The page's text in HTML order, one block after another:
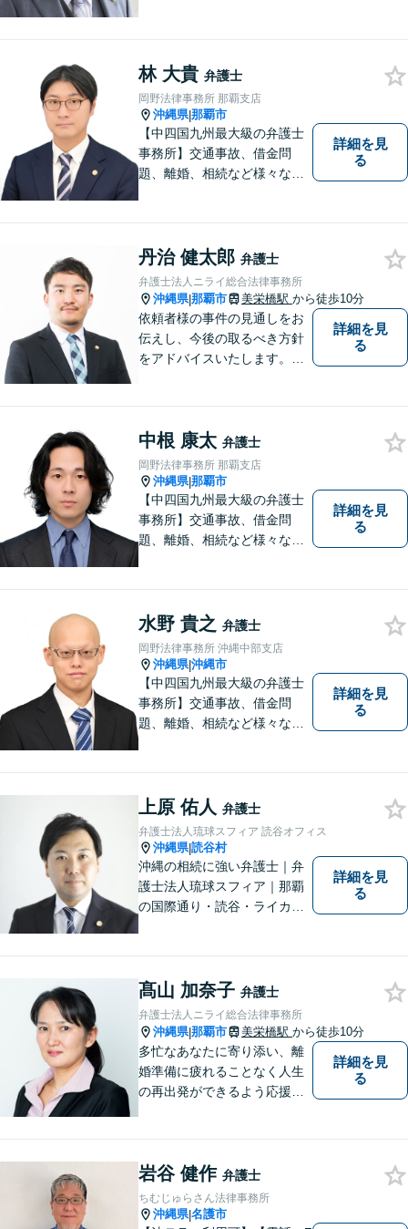
ございませんので、安心して
経験豊富な弁護士にご相談く
ださい。
林 大貴 弁護士
岡野法律事務所 那覇支店
沖縄県|那覇市
【中四国九州最大級の弁護士
事務所】交通事故、借金問
題、離婚、相続など様々な問
い！
詳細を見
る
丹治 健太郎 弁護士
弁護士法人ニライ総合法律事務所
沖縄県|那覇市 美栄橋駅 から徒歩10分
依頼者様の事件の見通しをお
伝えし、今後の取るべき方針
をアドバイスいたします。徹
詳細を見
る
中根 康太 弁護士
岡野法律事務所 那覇支店
沖縄県|那覇市
【中四国九州最大級の弁護士
事務所】交通事故、借金問
題、離婚、相続など様々な問
い！
詳細を見
る
水野 貴之 弁護士
岡野法律事務所 沖縄中部支店
沖縄県|沖縄市
【中四国九州最大級の弁護士
事務所】交通事故、借金問
題、離婚、相続など様々な問
い！
詳細を見
る
上原 佑人 弁護士
弁護士法人琉球スフィア 読谷オフィス
沖縄県|読谷村
沖縄の相続に強い弁護士｜弁
護士法人琉球スフィア｜那覇
の国際通り・読谷・ライカム
にご連絡ください！
詳細を見
る
髙山 加奈子 弁護士
弁護士法人ニライ総合法律事務所
沖縄県|那覇市 美栄橋駅 から徒歩10分
多忙なあなたに寄り添い、離
婚準備に疲れることなく人生
の再出発ができるよう応援し
詳細を見
る
岩谷 健作 弁護士
ちむじゅらさん法律事務所
沖縄県|名護市